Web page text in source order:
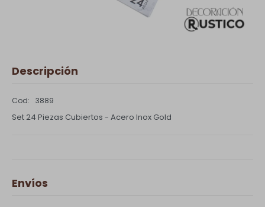
Descripción
3889
Set 24 Piezas Cubiertos - Acero Inox Gold
Envíos